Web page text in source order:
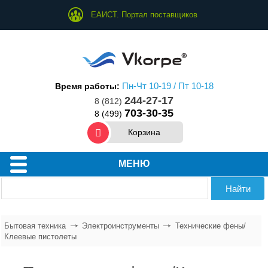
ЕАИСТ. Портал поставщиков
Время работы: Пн-Чт 10-19 / Пт 10-18
8 (812) 244-27-17
8 (499) 703-30-35
Корзина
МЕНЮ
Бытовая техника Электроинструменты
Технические фены/
Клеевые пистолеты
Техника для дома
Техника для ухода за собой